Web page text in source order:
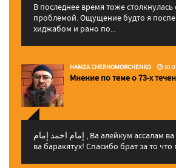
В последнее время тоже столкнулась
проблемой. Ощущение будто я
хиджабом и рано по...
HAMZA CHERNOMORCHENKO
Мнение по теме о 73-х
إمام احمد إمام , Ва алейкум ассалам ва рахматуЛлахи
ва баракятух! Спасибо брат за то